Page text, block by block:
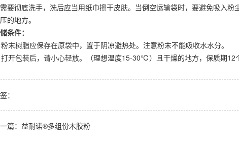
要彻底洗手，洗后应当用纸巾擦干皮肤。当倒空运输袋时，要避免吸入
的地方。
条件：
末树脂应保存在原袋中，置于阴凉避热处。注意粉末不能吸收水水分。
开包装后，请小心轻放。（理想温度15-30℃）且干燥的地方，保质期12
：
一篇：益耐诺®多组份木胶粉